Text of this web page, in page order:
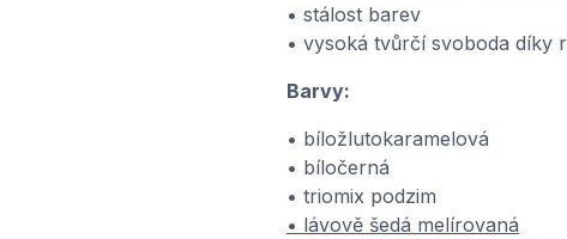
• stálost barev
• vysoká tvůrčí svoboda díky
Barvy:
• bíložlutokaramelová
• bíločerná
• triomix podzim
• lávově šedá melírovaná